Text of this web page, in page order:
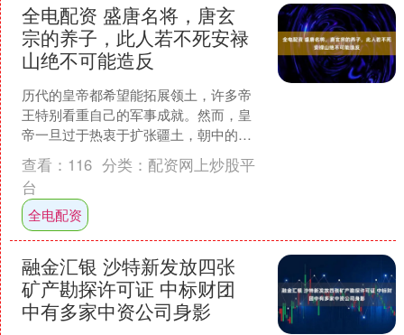
全电配资 盛唐名将，唐玄
宗的养子，此人若不死安禄
山绝不可能造反
历代的皇帝都希望能拓展领土，许多帝
王特别看重自己的军事成就。然而，皇
帝一旦过于热衷于扩张疆土，朝中的武
将势力势必会有所提升。自古以来，文
官和武将往往处于对立的状....
查看： 116 分类： 配资网上炒股平
台
全电配资
融金汇银 沙特新发放四张
矿产勘探许可证 中标财团
中有多家中资公司身影